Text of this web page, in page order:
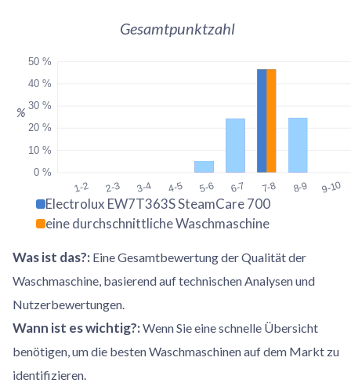
Gesamtpunktzahl
1-2 2-3 3-4 4-5 5-6 6-7 7-8 8-9 9-10
0 %
10 %
20 %
30 %
40 %
50 %
%
Electrolux EW7T363S SteamCare 700
eine durchschnittliche Waschmaschine
Was ist das?: Eine Gesamtbewertung der Qualität der
Waschmaschine, basierend auf technischen Analysen und
Nutzerbewertungen.
Wann ist es wichtig?: Wenn Sie eine schnelle Übersicht
benötigen, um die besten Waschmaschinen auf dem Markt zu
identifizieren.